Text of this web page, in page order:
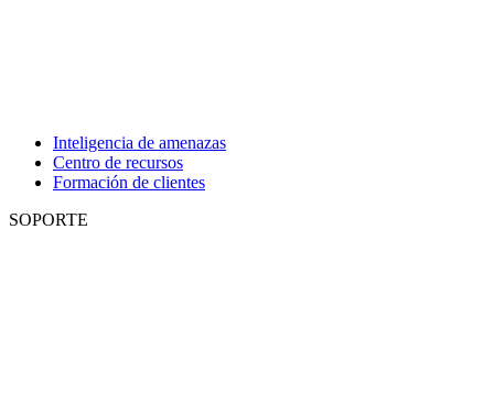
Inteligencia de amenazas
Centro de recursos
Formación de clientes
SOPORTE